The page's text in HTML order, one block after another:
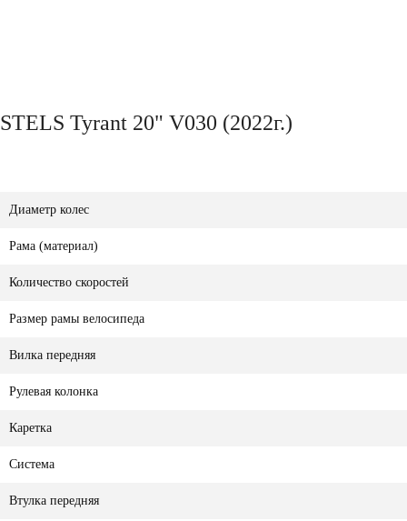
STELS Tyrant 20" V030 (2022г.)
Диаметр колес
Рама (материал)
Количество скоростей
Размер рамы велосипеда
Вилка передняя
Рулевая колонка
Каретка
Система
Втулка передняя